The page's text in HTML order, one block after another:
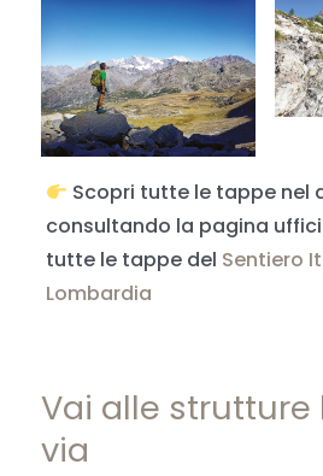
Scopri tutte le tappe nel
consultando la pagina
tutte le tappe del Sentiero
Lombardia
Vai alle strutture
via